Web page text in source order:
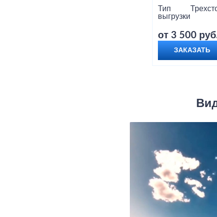
Тип
выгрузки
от 3 500
ЗАКАЗАТЬ